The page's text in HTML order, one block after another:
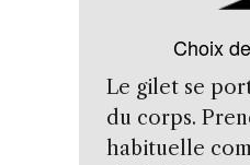
Choix
Le gilet se
du corps.
habituelle